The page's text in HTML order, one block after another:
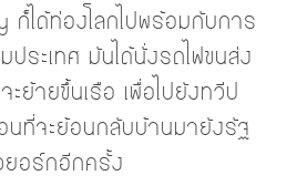
ก็ได้ท่องโลกไปพร้อมกับการ
ระเทศ มันได้นั่งรถไฟขนส่ง
ย้ายขึ้นเรือ เพื่อไปยังทวีป
อนที่จะย้อนกลับบ้านมายังรัฐ
อร์กอีกครั้ง